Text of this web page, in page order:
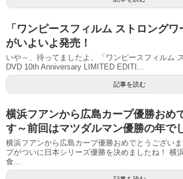
「ワンピースフィルム ストロングワ
がいよいよ発売！
いや～、待ってましたよ、「ワンピースフィルム
DVD 10th Anniversary LIMITED EDITI...
記事を読む
横浜フアンから広島カープ優勝おめ
す～前回はマツダルマン優勝の年で
横浜フアンから広島カープ優勝おめでとうござい
プがついに日本シリーズ優勝を決めましたね！ 横
食...